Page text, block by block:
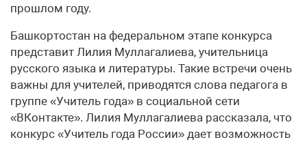
прошлом году.
Башкортостан на федеральном этапе конкурса
представит Лилия Муллагалиева, учительница
русского языка и литературы. Такие встречи очень
важны для учителей, приводятся слова педагога в
группе «Учитель года» в социальной сети
«ВКонтакте». Лилия Муллагалиева рассказала, что
конкурс «Учитель года России» дает возможность